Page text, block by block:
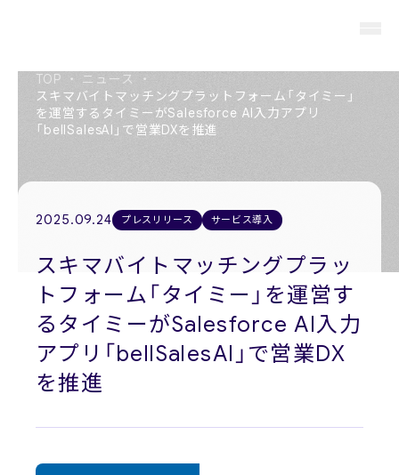
About us
役員紹介
Company
会社概要
Recruit
採用情報
TOP ・ ニュース
・
スキマバイトマッチングプラットフォーム「タイミー」
を運営するタイミーがSalesforce AI入力アプリ
「bellSalesAI」で営業DXを推進
2025.09.24 プレスリリース サービス導入
スキマバイトマッチングプラッ
トフォーム「タイミー」を運営す
るタイミーがSalesforce AI入力
アプリ「bellSalesAI」で営業DX
を推進